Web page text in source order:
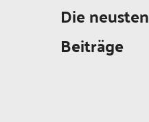
Die neusten
Beiträge